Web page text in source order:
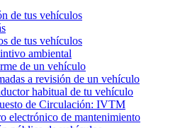
de tus vehículos
de tus vehículos
ambiental
de un vehículo
a revisión de un vehículo
habitual de tu vehículo
de Circulación: IVTM
electrónico de mantenimiento